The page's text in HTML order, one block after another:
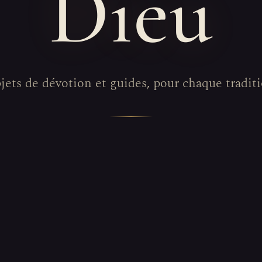
de dévotion et guides, pour chaque